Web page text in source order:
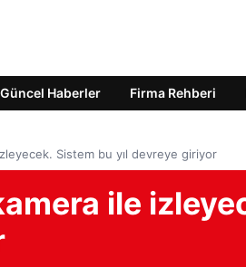
Güncel Haberler Firma Rehberi
Sistem bu yıl devreye giriyor
ile